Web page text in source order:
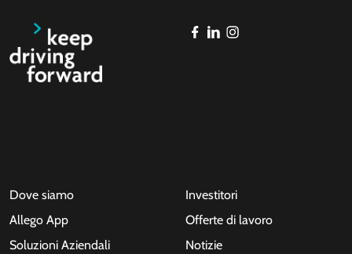
Dove siamo
Allego App
Soluzioni Aziendali
Investitori
Offerte di lavoro
Notizie